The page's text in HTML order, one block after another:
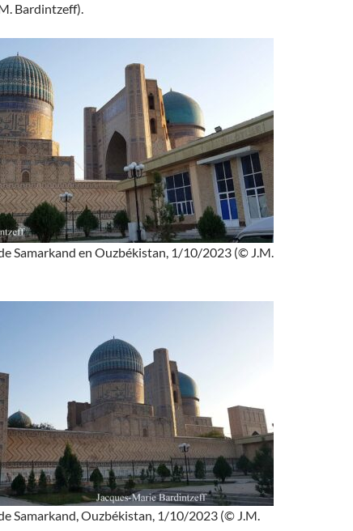
Bardintzeff).
Samarkand en Ouzbékistan, 1/10/2023 (© J.M.
Samarkand, Ouzbékistan, 1/10/2023 (© J.M.